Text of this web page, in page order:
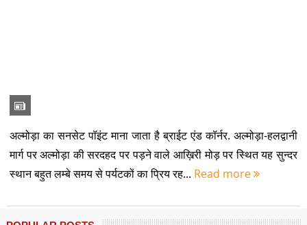
अल्मोड़ा का सनसेट पॉइंट माना जाता है ब्राईट एंड कॉर्नर. अल्मोड़ा-हलद्वानी
मार्ग पर अल्मोड़ा की सरदहद पर पड़ने वाले आख़िरी मोड़ पर स्थित यह सुन्दर
स्थान बहुत लम्बे समय से पर्यटकों का प्रिय रह... Read more